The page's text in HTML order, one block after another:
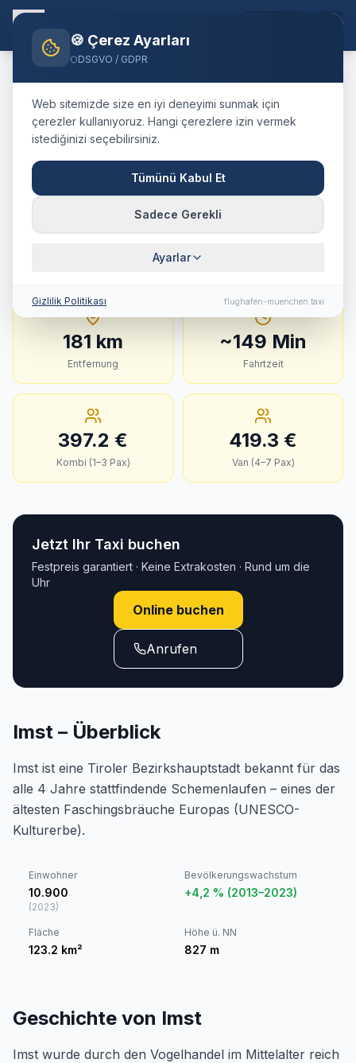
Home Blog TaxiImstMünchen Airport
🇦🇹 Österreich·Bezirk Imst, Tirol
TaxiImst→Flughafen
München
:Festpreis,
Fahrtdauer & Tipps
181 km · ca. 149 Min. · Festpreis ab
181 km
Entfernung
~149 Min
Fahrtzeit
397.2 €
Kombi (1–3 Pax)
419.3 €
Van (4–7 Pax)
Jetzt Ihr Taxi buchen
Festpreis garantiert · Keine Extrakosten · Rund um die
Uhr
Online buchen
Anrufen
Imst – Überblick
Imst ist eine Tiroler Bezirkshauptstadt bekannt für das
alle 4 Jahre stattfindende Schemenlaufen – eines der
ältesten Faschingsbräuche Europas (UNESCO-
Kulturerbe).
Einwohner
10.900
(2023)
Bevölkerungswachstum
+4,2 % (2013–2023)
Fläche
123.2 km²
Höhe ü. NN
827 m
Geschichte von Imst
Imst wurde durch den Vogelhandel im Mittelalter reich
🍪 Çerez Ayarları
DSGVO / GDPR
Web sitemizde size en iyi deneyimi sunmak için
çerezler kullanıyoruz. Hangi çerezlere izin vermek
istediğinizi seçebilirsiniz.
Tümünü Kabul Et
Sadece Gerekli
Ayarlar
Gizlilik Politikası flughafen-muenchen.taxi